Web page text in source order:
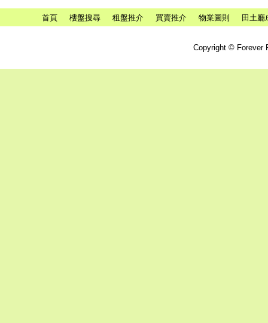
首頁 樓盤搜尋 租盤推介 買賣推介 物業圖則 田土廳
Copyright © Forever